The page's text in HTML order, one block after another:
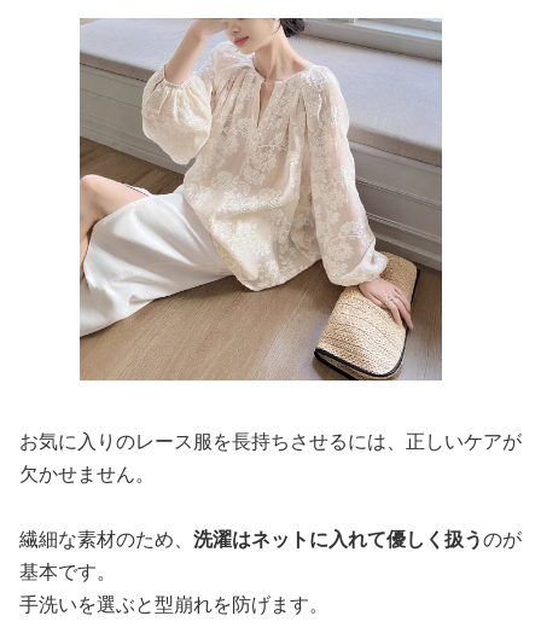
お気に入りのレース服を長持ちさせるには、正しいケアが
欠かせません。
繊細な素材のため、 洗濯はネットに入れて優しく扱うのが
基本です。
手洗いを選ぶと型崩れを防げます。